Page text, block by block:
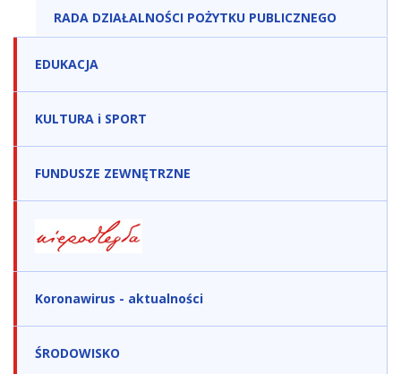
RADA DZIAŁALNOŚCI POŻYTKU PUBLICZNEGO
EDUKACJA
KULTURA i SPORT
FUNDUSZE ZEWNĘTRZNE
Koronawirus - aktualności
ŚRODOWISKO